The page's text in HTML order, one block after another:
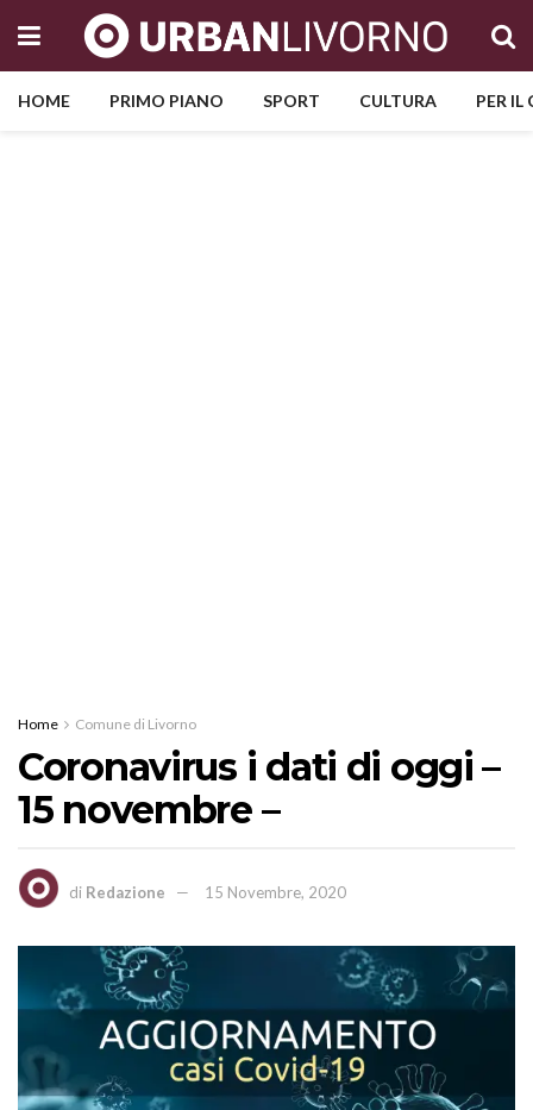
HOME PRIMO PIANO SPORT CULTURA PER
Home Comune di Livorno
Coronavirus i dati di oggi –
15 novembre –
di Redazione 15 Novembre, 2020